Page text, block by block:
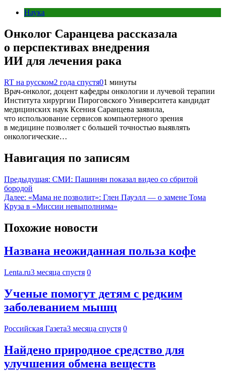
Наука
Онколог Саранцева рассказала
о перспективах внедрения
ИИ для лечения рака
RT на русском2 года спустя01 минуты
Врач-онколог, доцент кафедры онкологии и лучевой терапии
Института хирургии Пироговского Университета кандидат
медицинских наук Ксения Саранцева заявила,
что использование сервисов компьютерного зрения
в медицине позволяет с большей точностью выявлять
онкологические…
Навигация по записям
Предыдущая: СМИ: Пашинян показал видео со сбритой
бородой
Далее: «Мама не позволит»: Глен Пауэлл — о замене Тома
Круза в «Миссии невыполнима»
Похожие новости
Названа неожиданная польза кофе
Lenta.ru3 месяца спустя 0
Ученые помогут детям с редким
заболеванием мышц
Российская Газета3 месяца спустя 0
Найдено природное средство для
улучшения обмена веществ